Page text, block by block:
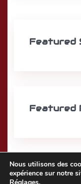
Featured
Featured
Nous utilisons des
expérience sur notre